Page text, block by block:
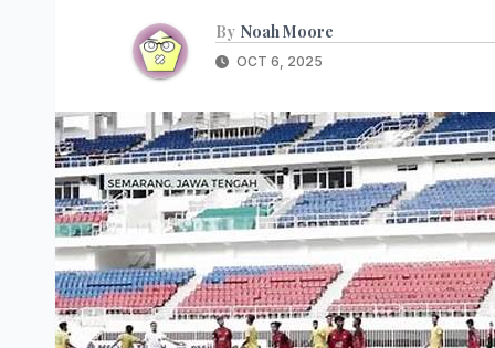
By Noah Moore
OCT 6, 2025